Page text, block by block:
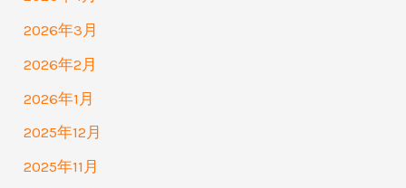
2026年3月
2026年2月
2026年1月
2025年12月
2025年11月